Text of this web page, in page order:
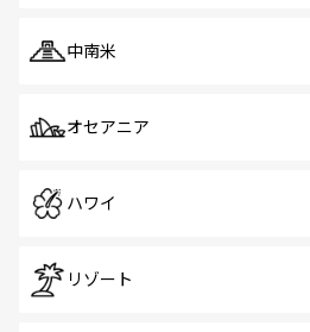
中南米
オセアニア
ハワイ
リゾート